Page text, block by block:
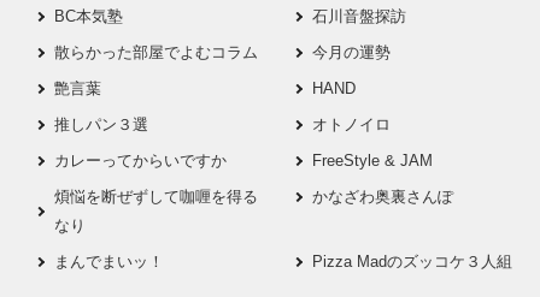
BC本気塾
石川音盤探訪
散らかった部屋でよむコラム
今月の運勢
艶言葉
HAND
推しパン３選
オトノイロ
カレーってからいですか
FreeStyle & JAM
煩悩を断ぜずして咖喱を得る
なり
かなざわ奥裏さんぽ
まんでまいッ！ Pizza Madのズッコケ３人組